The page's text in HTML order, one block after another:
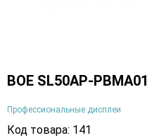
BOE SL50AP-PBMA01
Профессиональные дисплеи
Код товара: 141